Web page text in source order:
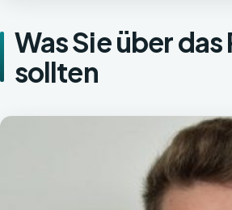
Was Sie über
sollten